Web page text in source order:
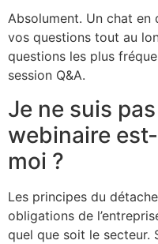
Absolument. Un chat
vos questions tout au
questions les plus
session Q&A.
Je ne suis
webinaire
moi ?
Les principes du
obligations de
quel que soit le secteur.